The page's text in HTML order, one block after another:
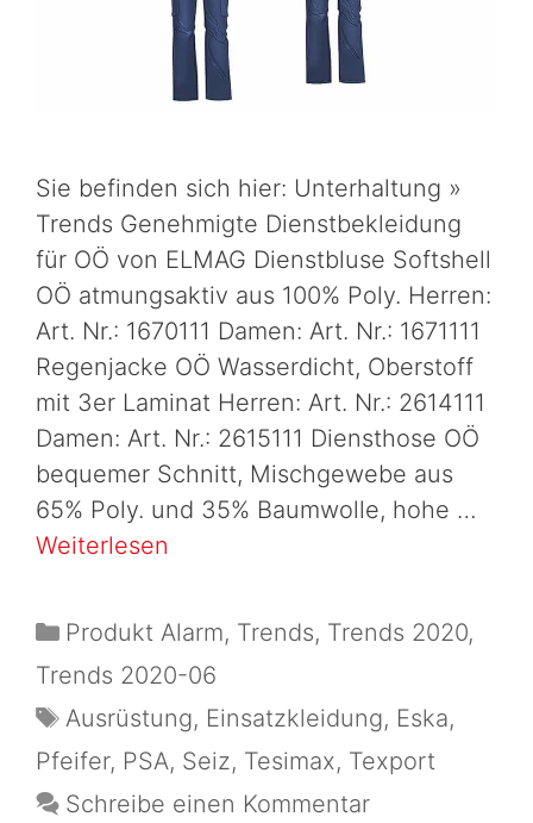
Sie befinden sich hier: Unterhaltung »
Trends Genehmigte Dienstbekleidung
für OÖ von ELMAG Dienstbluse Softshell
OÖ atmungsaktiv aus 100% Poly. Herren:
Art. Nr.: 1670111 Damen: Art. Nr.: 1671111
Regenjacke OÖ Wasserdicht, Oberstoff
mit 3er Laminat Herren: Art. Nr.: 2614111
Damen: Art. Nr.: 2615111 Diensthose OÖ
bequemer Schnitt, Mischgewebe aus
65% Poly. und 35% Baumwolle, hohe …
Weiterlesen
Produkt Alarm, Trends, Trends 2020,
Trends 2020-06
Ausrüstung, Einsatzkleidung, Eska,
Pfeifer, PSA, Seiz, Tesimax, Texport
Schreibe einen Kommentar